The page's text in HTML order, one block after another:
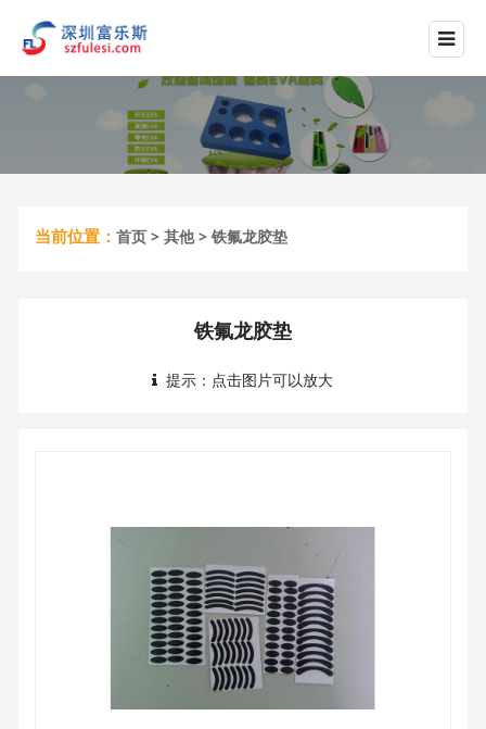
当前位置：首页 >其他> 铁氟龙胶垫
铁氟龙胶垫
提示：点击图片可以放大